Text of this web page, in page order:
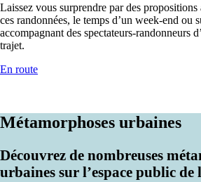
Laissez vous surprendre par des propositions
ces randonnées, le temps d’un week-end ou
accompagnant des spectateurs-randonneurs
trajet.
En route
Métamorphoses urbaines
Découvrez de nombreuses
urbaines sur l’espace public